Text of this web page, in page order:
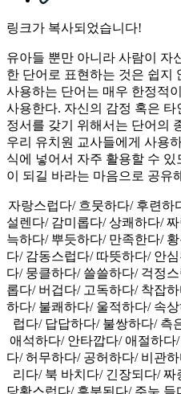
링크가 복사되었습니다!
유아들 뿐만 아니라 사람이 자
한 단어로 표현하는 것은 쉽지
사용하는 단어는 매우 한정적
사용한다. 자신의 감정 혹은
정서를 갖기 위해서는 단어의
우리 유치원 교사들에게 사용
식에 넣어서 자주 활용할 수
이 되길 바라는 마음으로 공유
자랑스럽다/ 흐뭇하다/ 후련하
설렌다/ 감미롭다/ 상쾌하다/
늑하다/ 뿌듯하다/ 만족한다/
다/ 감동스럽다/ 따뜻하다/ 안
다/ 뭉클하다/ 쓸쓸하다/ 걱정
롭다/ 버겁다/ 고독하다/ 착잡
하다/ 불쾌하다/ 울적하다/ 속
럽다/ 답답하다/ 불쌍하다/ 측
애석하다/ 안타깝다/ 애절하
다/ 허무하다/ 공허하다/ 비관
리다/ 북 바치다/ 긴장되다/
당황스럽다/ 흥분된다/ 주눅